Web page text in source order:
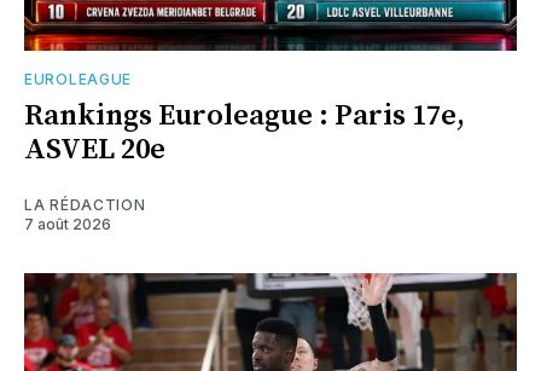
EUROLEAGUE
Rankings Euroleague : Paris 17e,
ASVEL 20e
LA RÉDACTION
7 août 2026